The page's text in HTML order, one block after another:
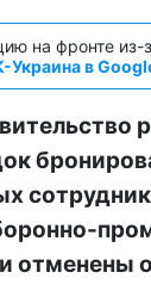
на фронте из-
Украина в
отменены